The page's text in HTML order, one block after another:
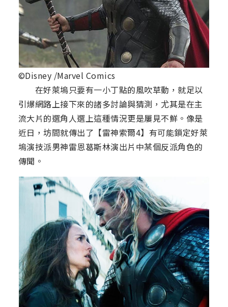
©Disney /Marvel Comics
在好萊塢只要有一小丁點的風吹草動，就足以
引爆網路上接下來的諸多討論與猜測，尤其是在主
流大片的選角人選上這種情況更是屢見不鮮。像是
近日，坊間就傳出了【雷神索爾4】有可能鎖定好萊
塢演技派男神雷恩葛斯林演出片中某個反派角色的
傳聞。